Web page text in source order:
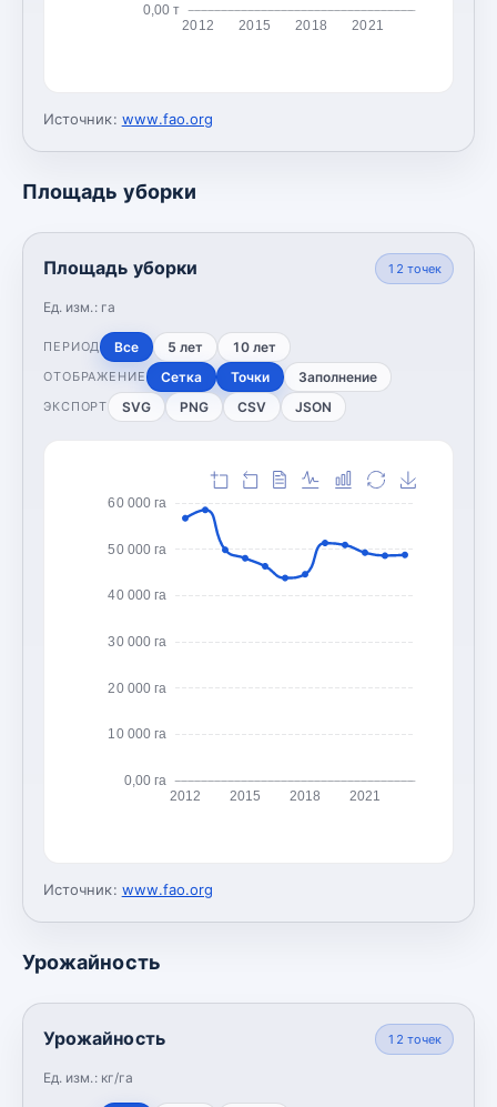
0,00 т
2012 2015 2018 2021
Источник: www.fao.org
Площадь уборки
Площадь уборки
Ед. изм.: га
12 точек
ПЕРИОД Все 5 лет 10 лет
ОТОБРАЖЕНИЕ Сетка Точки Заполнение
ЭКСПОРТ SVG PNG CSV JSON
0,00 га
10 000 га
20 000 га
30 000 га
40 000 га
50 000 га
60 000 га
2012 2015 2018 2021
Источник: www.fao.org
Урожайность
Урожайность
Ед. изм.: кг/га
12 точек